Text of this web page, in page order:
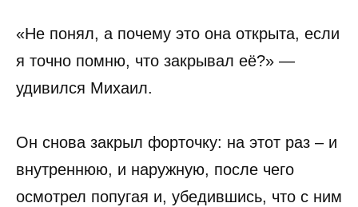
«Не понял, а почему это она открыта, если
я точно помню, что закрывал её?» —
удивился Михаил.
Он снова закрыл форточку: на этот раз – и
внутреннюю, и наружную, после чего
осмотрел попугая и, убедившись, что с ним